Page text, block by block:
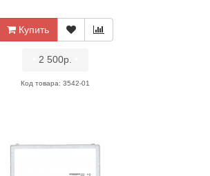
Купить
2 500р.
Код товара: 3542-01